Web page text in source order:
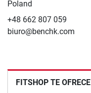
Poland
+48 662 807 059
biuro@benchk.com
FITSHOP TE OFRECE